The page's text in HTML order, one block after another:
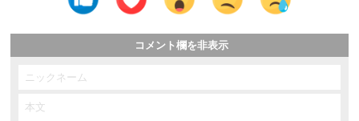
コメント欄を非表示